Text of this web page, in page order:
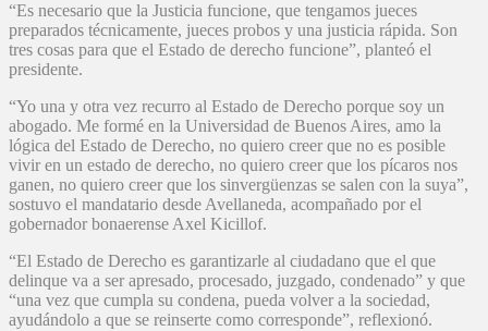
“Es necesario que la Justicia funcione, que tengamos jueces
preparados técnicamente, jueces probos y una justicia rápida. Son
tres cosas para que el Estado de derecho funcione”, planteó el
presidente.
“Yo una y otra vez recurro al Estado de Derecho porque soy un
abogado. Me formé en la Universidad de Buenos Aires, amo la
lógica del Estado de Derecho, no quiero creer que no es posible
vivir en un estado de derecho, no quiero creer que los pícaros nos
ganen, no quiero creer que los sinvergüenzas se salen con la suya”,
sostuvo el mandatario desde Avellaneda, acompañado por el
gobernador bonaerense Axel Kicillof.
“El Estado de Derecho es garantizarle al ciudadano que el que
delinque va a ser apresado, procesado, juzgado, condenado” y que
“una vez que cumpla su condena, pueda volver a la sociedad,
ayudándolo a que se reinserte como corresponde”, reflexionó.